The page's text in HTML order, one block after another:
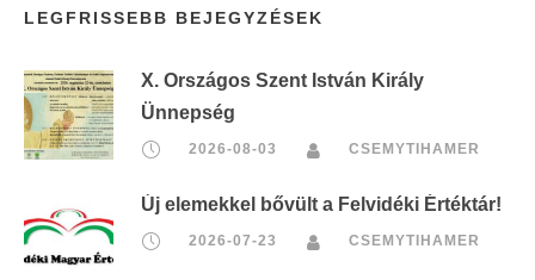
LEGFRISSEBB BEJEGYZÉSEK
X. Országos Szent István Király
Ünnepség
2026-08-03 CSEMYTIHAMER
Új elemekkel bővült a Felvidéki Értéktár!
2026-07-23 CSEMYTIHAMER